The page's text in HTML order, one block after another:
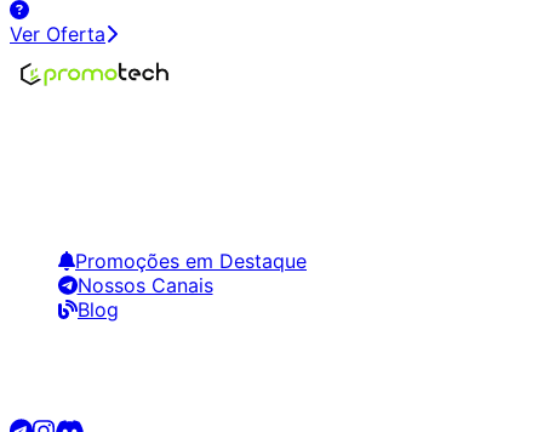
Ver Oferta
Promoções em Destaque
Nossos Canais
Blog